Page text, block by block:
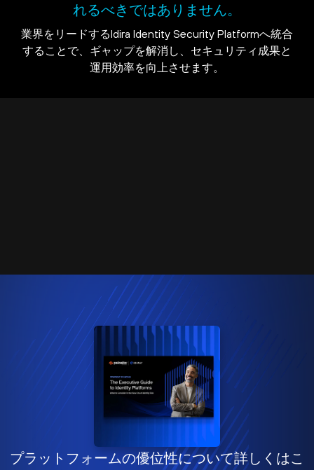
れるべきではありません。
業界をリードするIdira Identity Security Platformへ統合
することで、ギャップを解消し、セキュリティ成果と
運用効率を向上させます。
プラットフォームの優位性について詳しくはこ